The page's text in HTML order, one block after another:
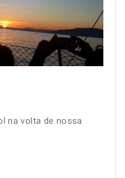
na volta de nossa